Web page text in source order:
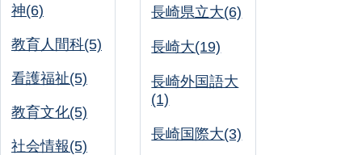
神(6)
教育人間科(5)
看護福祉(5)
教育文化(5)
社会情報(5)
長崎県立大(6)
長崎大(19)
長崎外国語大
(1)
長崎国際大(3)